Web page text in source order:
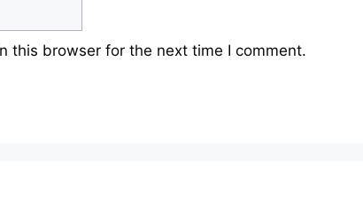
this browser for the next time I comment.